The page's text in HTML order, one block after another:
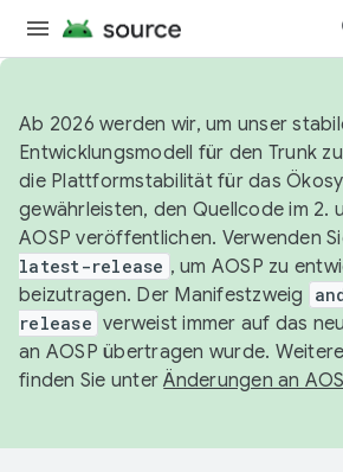
Ab 2026 werden wir, um unser
Entwicklungsmodell für den Trunk
die Plattformstabilität für das
gewährleisten, den Quellcode im 2.
AOSP veröffentlichen. Verwenden
latest-release , um AOSP zu
beizutragen. Der Manifestzweig
release verweist immer auf das
an AOSP übertragen wurde.
finden Sie unterÄnderungen an